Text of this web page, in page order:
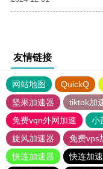
友情链接
网站地图 QuickQ
坚果加速器
tiktok加
免费vqn外网加速
小
旋风加速器
免费vps
快连加速器
快连加